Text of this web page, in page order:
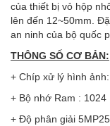
của thiết bị vỏ hộp
lên đến 12~50mm.
an ninh của bộ quốc
THÔNG SỐ CƠ BẢN:
+ Chíp xử lý hình
+ Bộ nhớ Ram : 1024
+ Độ phân giải